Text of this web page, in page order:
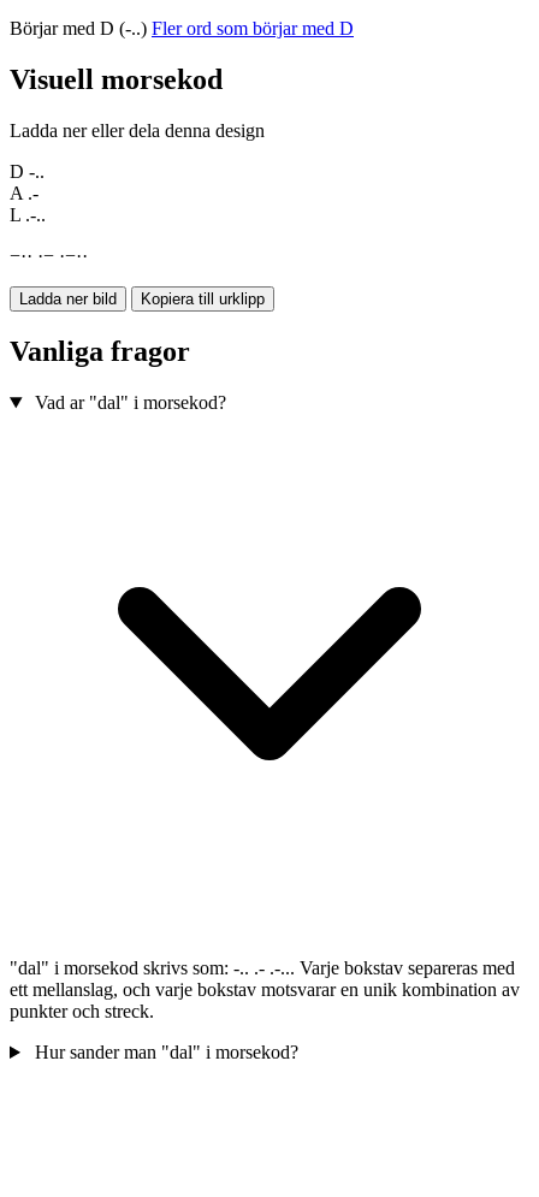
Börjar med D (-..) Fler ord som börjar med D
Visuell morsekod
Ladda ner eller dela denna design
D -..
A .-
L .-..
−·· ·− ·−··
Ladda ner bild Kopiera till urklipp
Vanliga fragor
Vad ar "dal" i morsekod?
"dal" i morsekod skrivs som: -.. .- .-... Varje bokstav separeras med
ett mellanslag, och varje bokstav motsvarar en unik kombination av
punkter och streck.
Hur sander man "dal" i morsekod?